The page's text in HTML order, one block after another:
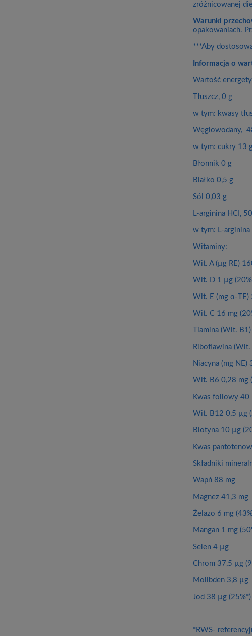
zróżnicowanej
Warunki
opakowaniach.
***Aby
Informacja o
Wartość
Tłuszcz, 0 g
w tym: kwasy
Węglowodany,
w tym: cukry 13
Błonnik 0 g
Białko 0,5 g
Sól 0,03 g
L-arginina HCI,
w tym: L-
Witaminy:
Wit. A (µg RE)
Wit. D 1 µg
Wit. E (mg α-TE)
Wit. C 16 mg
Tiamina (Wit.
Riboflawina
Niacyna (mg NE)
Wit. B6 0,28 mg
Kwas foliowy 40
Wit. B12 0,5 µg
Biotyna 10 µg
Kwas
Składniki
Wapń 88 mg
Magnez 41,3 mg
Żelazo 6 mg
Mangan 1 mg
Selen 4 µg
Chrom 37,5 µg
Molibden 3,8 µg
Jod 38 µg (25%*)
*RWS-